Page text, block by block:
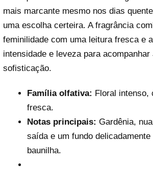
mais marcante mesmo nos dias
uma escolha certeira. A fragrância
feminilidade com uma leitura fresca e
intensidade e leveza para acompanhar
sofisticação.
Família olfativa: Floral intenso,
fresca.
Notas principais: Gardênia,
saída e um fundo
baunilha.